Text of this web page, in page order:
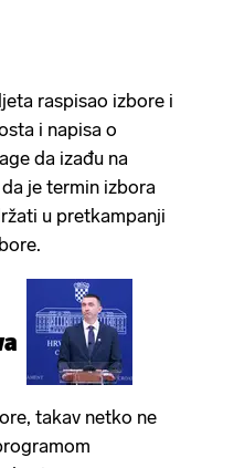
raspisao izbore i
i napisa o
da izađu na
je termin izbora
u pretkampanji
takav netko ne